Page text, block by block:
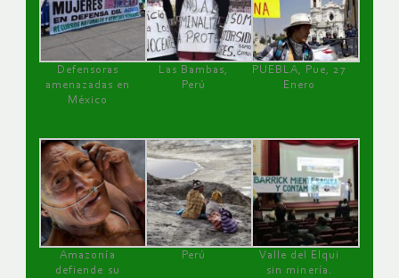
Defensoras
amenazadas en
México
Las Bambas,
Perú
PUEBLA, Pue, 27
Enero
Amazonía
defiende su
Perú
Valle del Elqui
sin minería.